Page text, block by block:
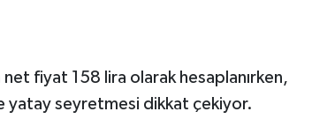
fiyat 158 lira olarak hesaplanırken,
yatay seyretmesi dikkat çekiyor.